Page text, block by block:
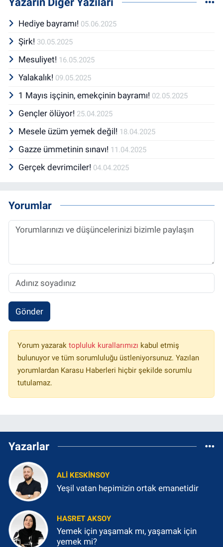
Hediye bayramı! 05.06.2025
Şirk! 30.05.2025
Mesuliyet! 16.05.2025
Yalakalık! 09.05.2025
1 Mayıs işçinin, emekçinin bayramı! 02.05.2025
Gençler ölüyor! 25.04.2025
Mesele üzüm yemek değil! 18.04.2025
Gazze ümmetinin sınavı! 11.04.2025
Gerçek devrimciler! 04.04.2025
Yorumlar
Gönder
Yorum yazarak topluluk kurallarımızı kabul etmiş
bulunuyor ve tüm sorumluluğu üstleniyorsunuz. Yazılan
yorumlardan Karasu Haberleri hiçbir şekilde sorumlu
tutulamaz.
Yazarlar
ALI KESKINSOY
Yeşil vatan hepimizin ortak emanetidir
HASRET AKSOY
Yemek için yaşamak mı, yaşamak için
yemek mi?